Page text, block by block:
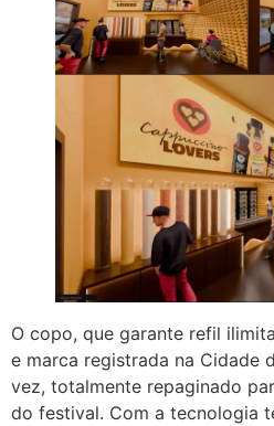
O copo, que garante refil
e marca registrada na Cidade
vez, totalmente repaginado
do festival. Com a tecnologia